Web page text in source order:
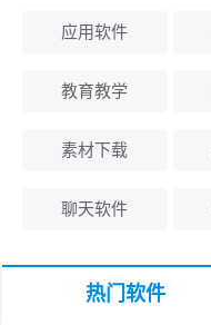
应用软件
教育教学
素材下载
聊天软件
热门软件